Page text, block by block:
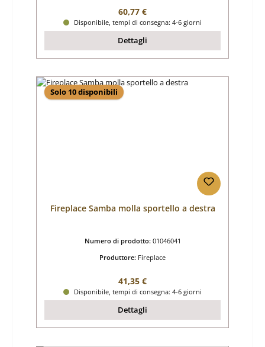
Prezzo normale:
60,77 €
Disponibile, tempi di consegna: 4-6 giorni
Dettagli
Solo 10 disponibili
Fireplace Samba molla sportello a destra
Numero di prodotto: 01046041
Produttore: Fireplace
Prezzo normale:
41,35 €
Disponibile, tempi di consegna: 4-6 giorni
Dettagli